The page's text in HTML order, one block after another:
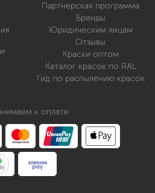
Партнерская программа
Бренды
Юридическим лицам
Отзывы
Краски оптом
Каталог красок по RAL
Гид по распылению красок
к оплате